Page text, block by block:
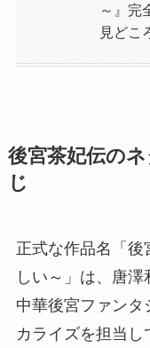
～』完
見どこ
後宮茶妃伝の
じ
正式な作品名「後
しい～」は、唐
中華後宮ファンタ
カライズを担当し